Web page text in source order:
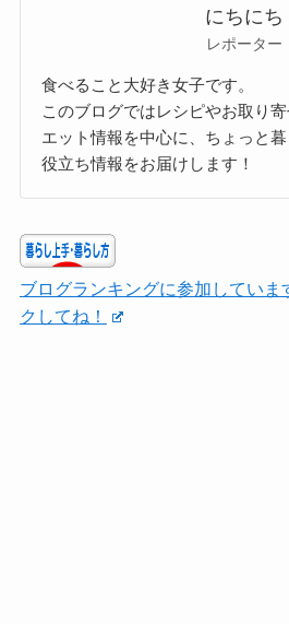
にちにち
レポーター
食べること大好き女子です。
このブログではレシピやお取り
エット情報を中心に、ちょっと
役立ち情報をお届けします！
ブログランキングに参加していま
クしてね！